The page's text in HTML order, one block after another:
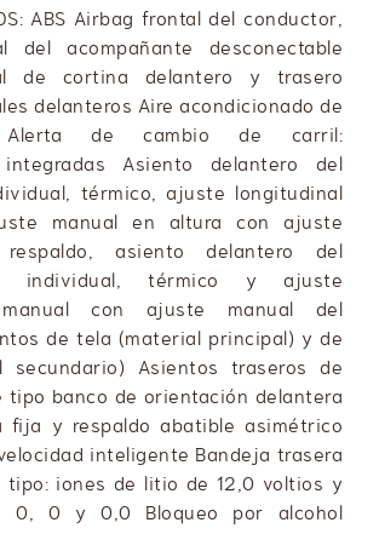
ABS Airbag frontal del conductor,
del acompañante desconectable
de cortina delantero y trasero
delanteros Aire acondicionado de
Alerta de cambio de carril:
integradas Asiento delantero del
térmico, ajuste longitudinal
manual en altura con ajuste
asiento delantero del
individual, térmico y ajuste
con ajuste manual del
de tela (material principal) y de
secundario) Asientos traseros de
tipo banco de orientación delantera
fija y respaldo abatible asimétrico
inteligente Bandeja trasera
tipo: iones de litio de 12,0 voltios y
0, 0 y 0,0 Bloqueo por alcohol